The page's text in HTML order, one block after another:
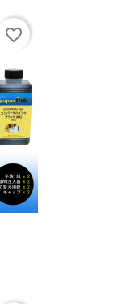
favorite_border